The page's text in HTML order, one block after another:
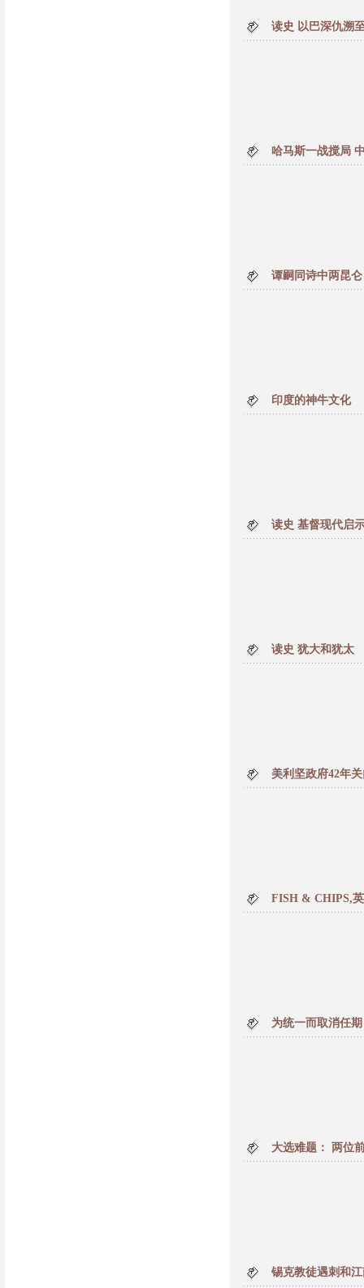
读史 以巴深仇溯
哈马斯一战搅局
谭嗣同诗中两昆
印度的神牛文化
读史 基督现代启
读史 犹大和犹太
美利坚政府42年
FISH & CHIPS,
为统一而取消任
大选难题： 两位
锡克教徒遇刺和